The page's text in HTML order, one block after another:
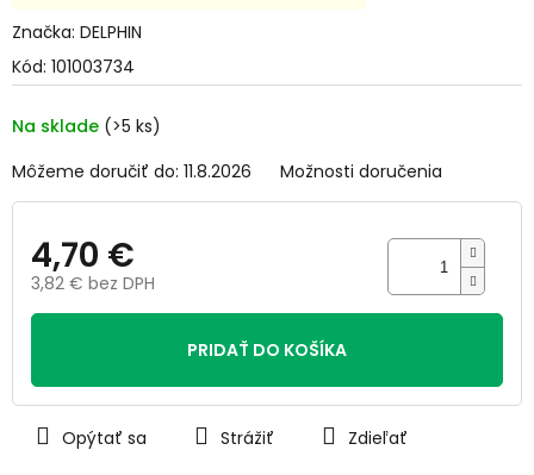
Kód: 101003734
Na sklade (>5 ks)
Môžeme doručiť do: 11.8.2026 Možnosti doručenia
4,70 €
3,82 € bez DPH
Jednotková
PRIDAŤ DO KOŠÍKA
Opýtať sa Strážiť Zdieľať
produktu
0,0
5
hviezdičiek.
Značka: DELPHIN